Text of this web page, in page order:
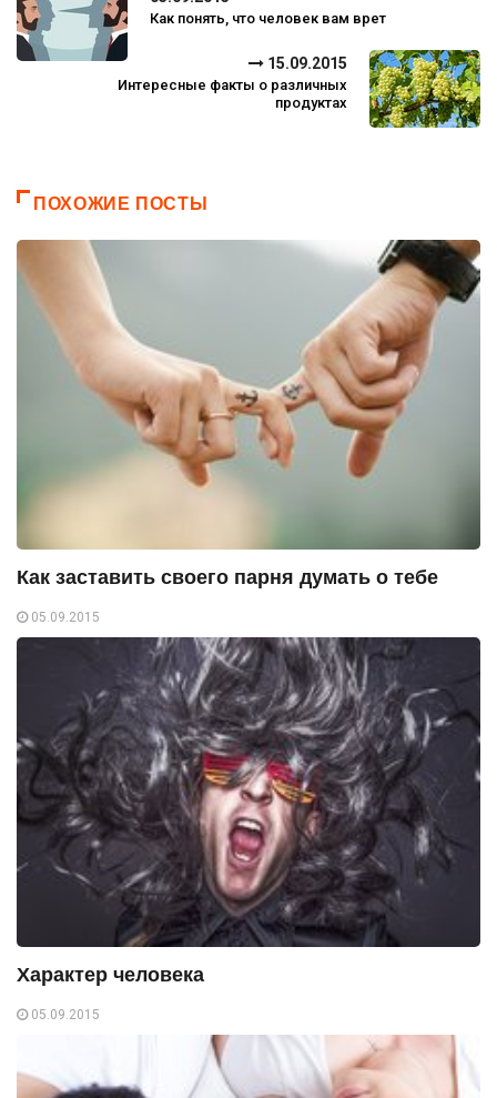
Как понять, что человек вам врет
15.09.2015
Интересные факты о различных
продуктах
ПОХОЖИЕ ПОСТЫ
Как заставить своего парня думать о тебе
05.09.2015
Характер человека
05.09.2015